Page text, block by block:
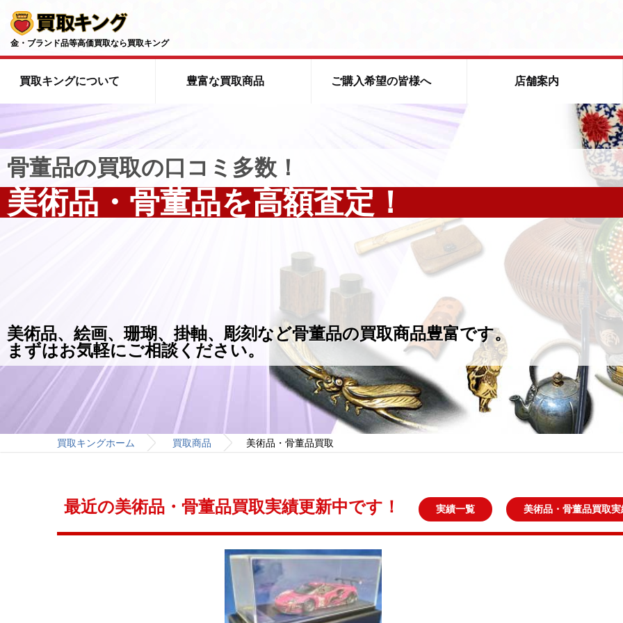
金・ブランド品等高価買取なら買取キング
買取キングについて
初めての方へ 選ばれる７つの理由 社会貢献 3.11東日本大震災 僕たちが見た記録
豊富な買取商品
買取商品
貴金属買取 金(Au ゴールド)買取 プラチナ(Pt 白金)買取 シルバー(Ag 銀)買取
ダイヤ買取
ブランド小物買取
ブランドジュエリー買取 ブランドアクセサリー買取
電動工具買取 オーディオ音響機器買取
ク
コレクターズアイテム・ソフビ人形 美術品・骨董
ご購入希望の皆様へ 店舗案内
店舗一覧
横須賀 JR久里浜駅前店 質 横浜 長津田店
スタッフトップページ
お問合せ
出張査定はこちら
宅配買取はこちら
骨董品の買取の口コミ多数！
美術品・骨董品を高額査定！
美術品、絵画、珊瑚、掛軸、彫刻など骨董品の買取商品豊富です。
まずはお気軽にご相談ください。
買取キングホーム 買取商品 美術品・骨董品買取
最近の美術品・骨董品買取実績更新中です！ 実績一覧 美術品・骨董品買取